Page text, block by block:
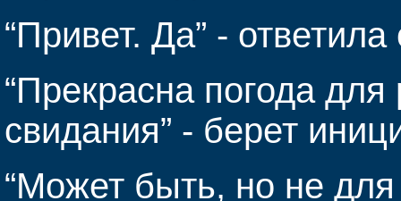
“Привет. Да” - ответила
“Прекрасна погода для
свидания” - берет
“Может быть, но не